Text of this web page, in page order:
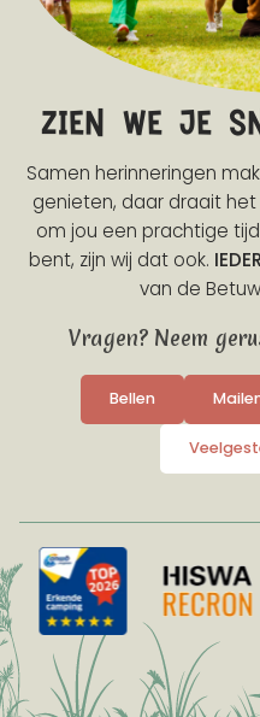
zien we je
Samen herinneringen
genieten, daar draait
om jou een prachtige
bent, zijn wij dat ook.
van de
Vragen? Neem
Bellen